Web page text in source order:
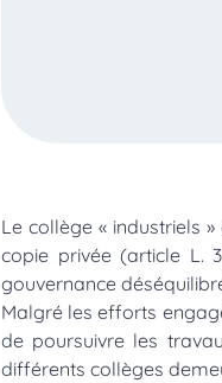
Le collège « industriels
copie privée (article L.
gouvernance
Malgré les efforts
de poursuivre les
différents collèges